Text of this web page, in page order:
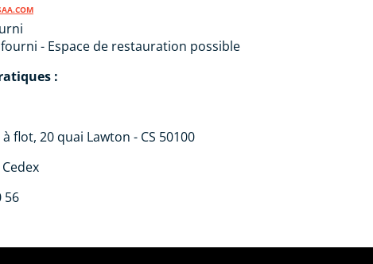
- Espace de restauration possible
:
flot, 20 quai Lawton - CS 50100
56